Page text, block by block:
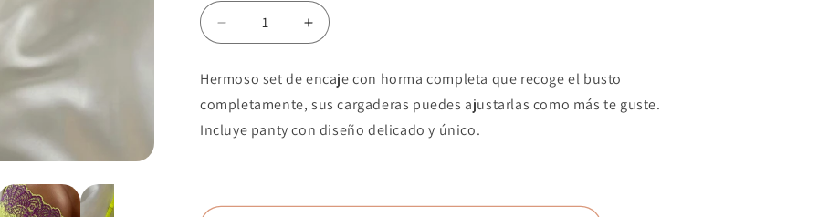
Reducir
cantidad
SET
TINA
VERDE
Aumentar
cantidad
SET
TINA
VERDE
Hermoso set de encaje con horma completa que recoge el busto
completamente, sus cargaderas puedes ajustarlas como más te guste.
Incluye panty con diseño delicado y único.